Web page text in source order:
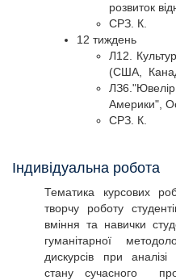
розвиток
СРЗ. К.
12 тиждень
Л12.
(США,
Америки",
СРЗ. К.
Індивідуальна робота
Тематика курсових
творчу роботу
вміння та навички
гуманітарної
дискурсів при аналізі
стану сучасного